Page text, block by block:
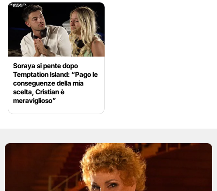
Soraya si pente dopo
Temptation Island: “Pago le
conseguenze della mia
scelta, Cristian è
meraviglioso”